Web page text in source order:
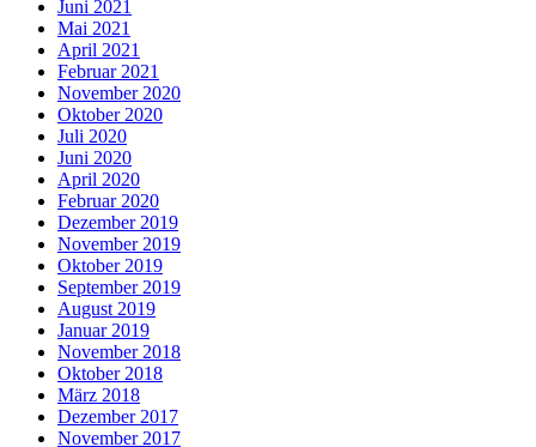
Juni 2021
Mai 2021
April 2021
Februar 2021
November 2020
Oktober 2020
Juli 2020
Juni 2020
April 2020
Februar 2020
Dezember 2019
November 2019
Oktober 2019
September 2019
August 2019
Januar 2019
November 2018
Oktober 2018
März 2018
Dezember 2017
November 2017